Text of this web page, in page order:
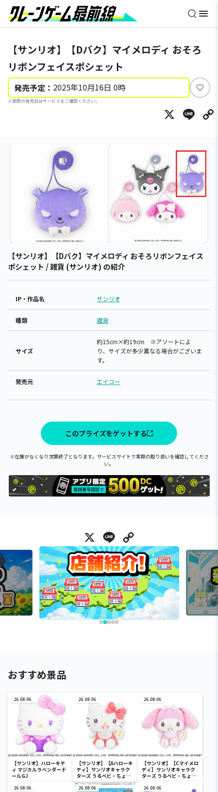
【サンリオ】【Dバク】マイメロディ おそろ
リボンフェイスポシェット
発売予定： 2025年10月16日 0時
※実際の発売日はサービスをご確認ください。
い
ね
X
【サンリオ】【Dバク】マイメロディ おそろリボンフェイス
ポシェット / 雑貨 (サンリオ) の紹介
IP・作品名 サンリオ
種類 雑貨
サイズ
約15cm×約19cm ※アソートによ
り、サイズが多少異なる場合がございま
す。
発売元 エイコー
このプライズをゲットする
※在庫がなくなり次第終了となります。サービスサイトで実際の取り扱いを確認してくださ
い。
X Line
おすすめ景品
26.08.06
【サンリオ】ハローキテ
ィ マジカルラベンダード
ールGJ
26.08.06
【サンリオ】【Aハローキ
ティ】サンリオキャラク
ターズ うるベビ・ちょい
デカドール
26.08.06
【サンリオ】【Cマイメロ
ディ】サンリオキャラク
ターズ うるベビ・ちょい
26.08.06 26.08.06 26.08.06